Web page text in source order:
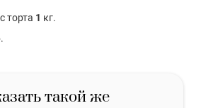
торта 1 кг.
такой же